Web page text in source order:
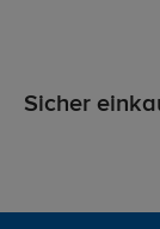
Sicher